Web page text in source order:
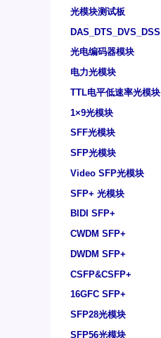
光模块测试板
DAS_DTS_DVS_DSS
光电编码器模块
电力光模块
TTL电平低速率光模块
1×9光模块
SFF光模块
SFP光模块
Video SFP光模块
SFP+ 光模块
BIDI SFP+
CWDM SFP+
DWDM SFP+
CSFP&CSFP+
16GFC SFP+
SFP28光模块
SFP56光模块